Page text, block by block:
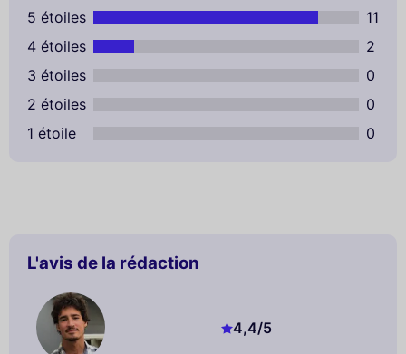
5 étoiles
11
4 étoiles
2
3 étoiles
0
2 étoiles
0
1 étoile
0
L'avis de la rédaction
4,4/5